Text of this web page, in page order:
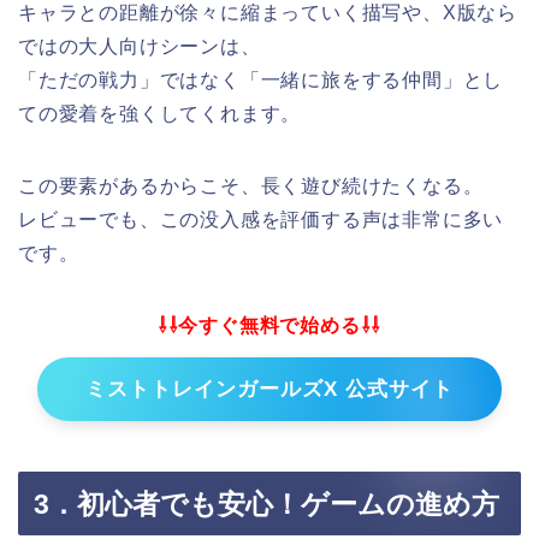
キャラとの距離が徐々に縮まっていく描写や、X版なら
ではの大人向けシーンは、
「ただの戦力」ではなく「一緒に旅をする仲間」とし
ての愛着を強くしてくれます。
この要素があるからこそ、長く遊び続けたくなる。
レビューでも、この没入感を評価する声は非常に多い
です。
⇩⇩今すぐ無料で始める⇩⇩
ミストトレインガールズX 公式サイト
3．初心者でも安心！ゲームの進め方